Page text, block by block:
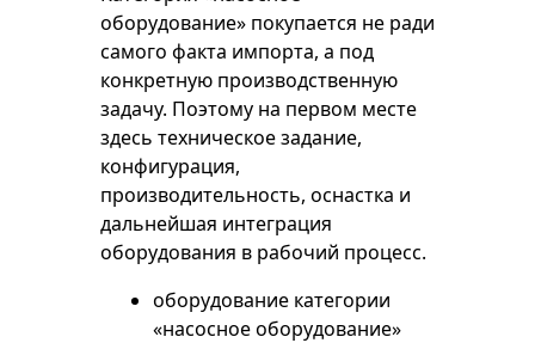
оборудование» покупается не ради
самого факта импорта, а под
конкретную производственную
задачу. Поэтому на первом месте
здесь техническое задание,
конфигурация,
производительность, оснастка и
дальнейшая интеграция
оборудования в рабочий процесс.
оборудование категории
«насосное оборудование»